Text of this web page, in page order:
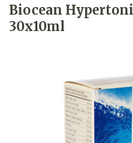
Biocean
30x10ml